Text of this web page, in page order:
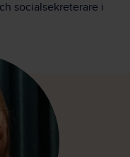
socialsekreterare i